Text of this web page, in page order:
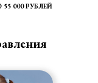
000 РУБЛЕЙ